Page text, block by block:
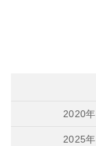
2020年
2025年